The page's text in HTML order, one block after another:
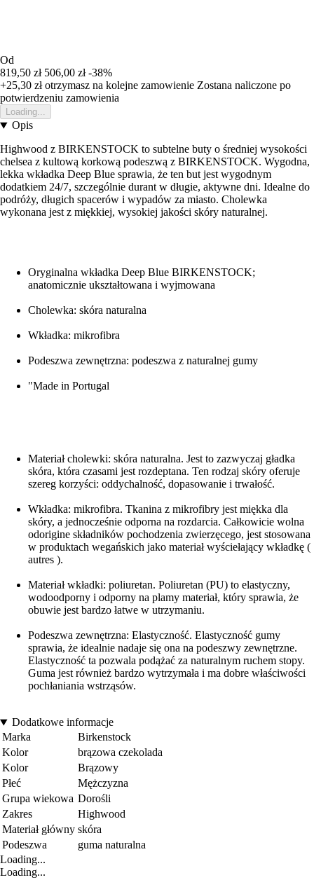
Od
819,50 zł 506,00 zł -38%
+25,30 złotrzymasz na kolejne zamowienie Zostana naliczone po
potwierdzeniu zamowienia
Loading...
Opis
Highwood z BIRKENSTOCK to subtelne buty o średniej wysokości
chelsea z kultową korkową podeszwą z BIRKENSTOCK. Wygodna,
lekka wkładka Deep Blue sprawia, że ten but jest wygodnym
dodatkiem 24/7, szczególnie durant w długie, aktywne dni. Idealne do
podróży, długich spacerów i wypadów za miasto. Cholewka
wykonana jest z miękkiej, wysokiej jakości skóry naturalnej.
Oryginalna wkładka Deep Blue BIRKENSTOCK;
anatomicznie ukształtowana i wyjmowana
Cholewka: skóra naturalna
Wkładka: mikrofibra
Podeszwa zewnętrzna: podeszwa z naturalnej gumy
"Made in Portugal
Materiał cholewki: skóra naturalna. Jest to zazwyczaj gładka
skóra, która czasami jest rozdeptana. Ten rodzaj skóry oferuje
szereg korzyści: oddychalność, dopasowanie i trwałość.
Wkładka: mikrofibra. Tkanina z mikrofibry jest miękka dla
skóry, a jednocześnie odporna na rozdarcia. Całkowicie wolna
odorigine składników pochodzenia zwierzęcego, jest stosowana
w produktach wegańskich jako materiał wyściełający wkładkę (
autres ).
Materiał wkładki: poliuretan. Poliuretan (PU) to elastyczny,
wodoodporny i odporny na plamy materiał, który sprawia, że
obuwie jest bardzo łatwe w utrzymaniu.
Podeszwa zewnętrzna: Elastyczność. Elastyczność gumy
sprawia, że idealnie nadaje się ona na podeszwy zewnętrzne.
Elastyczność ta pozwala podążać za naturalnym ruchem stopy.
Guma jest również bardzo wytrzymała i ma dobre właściwości
pochłaniania wstrząsów.
Dodatkowe informacje
Marka
Birkenstock
Kolor
brązowa czekolada
Kolor
Brązowy
Płeć
Mężczyzna
Grupa wiekowa Dorośli
Zakres
Highwood
Materiał główny skóra
Podeszwa
guma naturalna
Loading...
Loading...